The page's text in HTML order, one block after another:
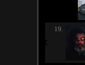
19.